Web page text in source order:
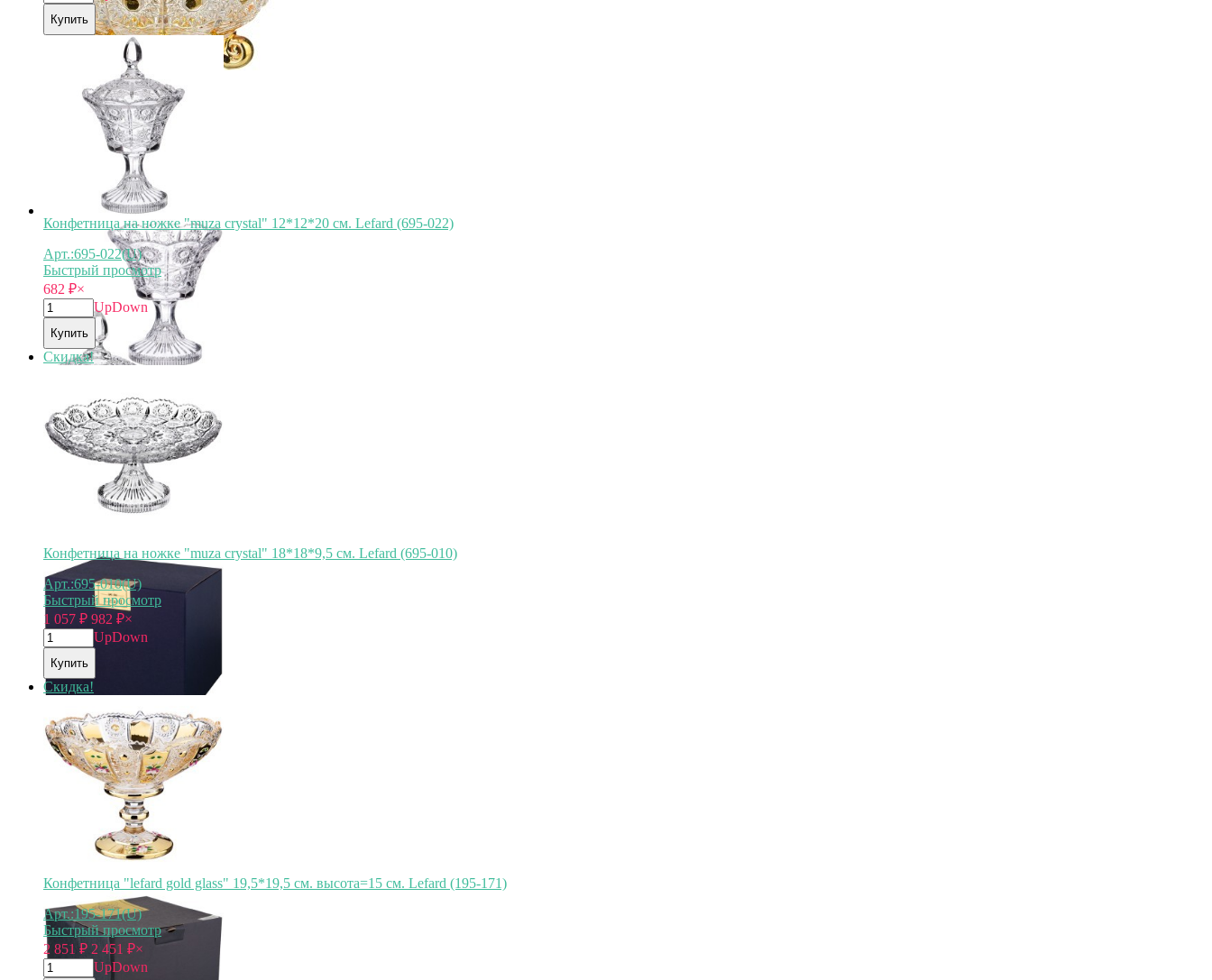
Купить
Конфетница на ножке "muza crystal" 12*12*20 см. Lefard (695-022)
Арт.:695-022(U)
Быстрый просмотр
682 ₽×
UpDown
Купить
Скидка!
Конфетница на ножке "muza crystal" 18*18*9,5 см. Lefard (695-010)
Арт.:695-010(U)
Быстрый просмотр
1 057 ₽ 982 ₽×
UpDown
Купить
Скидка!
Конфетница "lefard gold glass" 19,5*19,5 см. высота=15 см. Lefard (195-171)
Арт.:195-171(U)
Быстрый просмотр
2 851 ₽ 2 451 ₽×
UpDown